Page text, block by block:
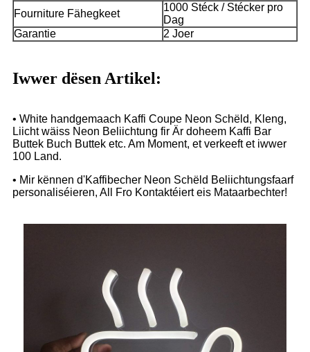
Fourniture Fähegkeet
1000 Stéck / Stécker pro
Dag
Garantie
2 Joer
Iwwer dësen Artikel:
• White handgemaach Kaffi Coupe Neon Schëld, Kleng,
Liicht wäiss Neon Beliichtung fir Är doheem Kaffi Bar
Buttek Buch Buttek etc. Am Moment, et verkeeft et iwwer
100 Land.
• Mir kënnen d'Kaffibecher Neon Schëld Beliichtungsfaarf
personaliséieren, All Fro Kontaktéiert eis Mataarbechter!